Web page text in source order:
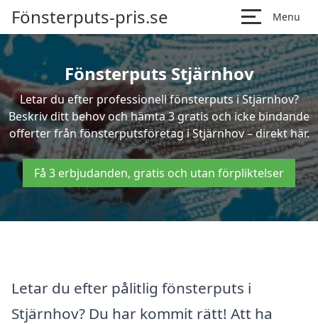
Fönsterputs-pris.se Menu
Fönsterputs Stjärnhov
Letar du efter professionell fönsterputs i Stjärnhov?
Beskriv ditt behov och hämta 3 gratis och icke bindande
offerter från fönsterputsföretag i Stjärnhov – direkt här.
Få 3 erbjudanden, gratis och utan förpliktelser
Letar du efter pålitlig fönsterputs i
Stjärnhov? Du har kommit rätt! Att ha